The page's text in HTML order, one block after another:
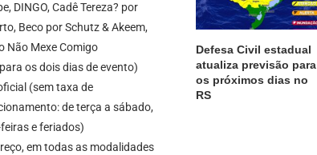
DINGO, Cadê Tereza? por
Beco por Schutz & Akeem,
Não Mexe Comigo
os dois dias de evento)
(sem taxa de
de terça a sábado,
e feriados)
em todas as modalidades
Defesa Civil estadual
atualiza previsão para
os próximos dias no
RS